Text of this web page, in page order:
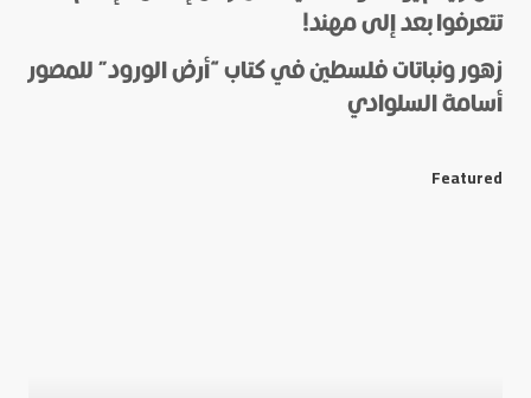
E-mail
*
تتعرفوا بعد إلى مهند!
زهور ونباتات فلسطين في كتاب “أرض الورود” للمصور
أسامة السلوادي
Featured